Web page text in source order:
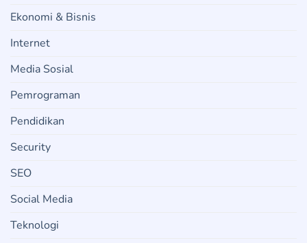
Ekonomi & Bisnis
Internet
Media Sosial
Pemrograman
Pendidikan
Security
SEO
Social Media
Teknologi